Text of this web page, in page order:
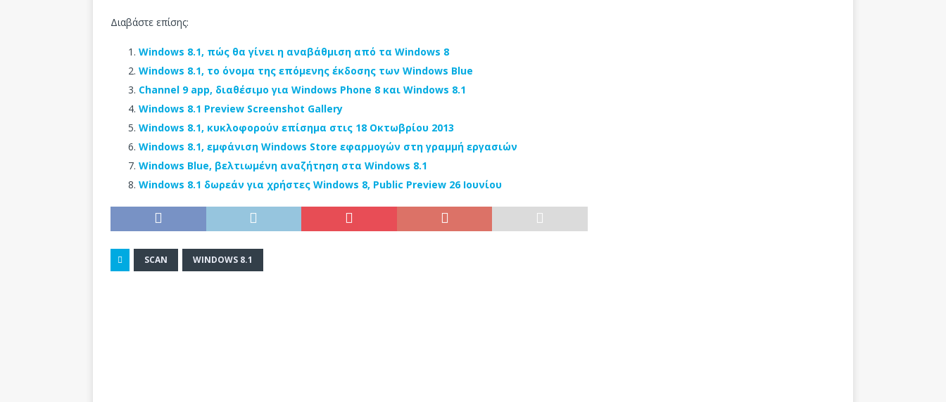
Διαβάστε επίσης:
Windows 8.1, πώς θα γίνει η αναβάθμιση από τα Windows 8
Windows 8.1, το όνομα της επόμενης έκδοσης των Windows Blue
Channel 9 app, διαθέσιμο για Windows Phone 8 και Windows 8.1
Windows 8.1 Preview Screenshot Gallery
Windows 8.1, κυκλοφορούν επίσημα στις 18 Οκτωβρίου 2013
Windows 8.1, εμφάνιση Windows Store εφαρμογών στη γραμμή εργασιών
Windows Blue, βελτιωμένη αναζήτηση στα Windows 8.1
Windows 8.1 δωρεάν για χρήστες Windows 8, Public Preview 26 Ιουνίου
SCAN WINDOWS 8.1